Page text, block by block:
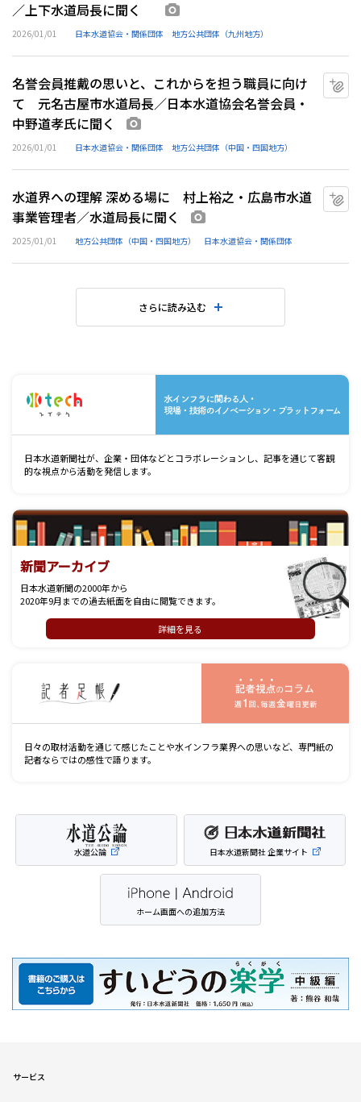
／上下水道局長に聞く
2026/01/01 日本水道協会・関係団体 地方公共団体（九州地方）
名誉会員推戴の思いと、これからを担う職員に向け
て 元名古屋市水道局長／日本水道協会名誉会員・
中野道孝氏に聞く
2026/01/01 日本水道協会・関係団体 地方公共団体（中国・四国地方）
水道界への理解 深める場に 村上裕之・広島市水道
事業管理者／水道局長に聞く
2025/01/01 地方公共団体（中国・四国地方） 日本水道協会・関係団体
さらに読み込む
日本水道新聞社が、企業・団体などとコラボレーションし、記事を通じて客観
的な視点から活動を発信します。
新聞アーカイブ
日本水道新聞の2000年から
2020年9月までの過去紙面を自由に閲覧できます。
詳細を見る
日々の取材活動を通じて感じたことや水インフラ業界への思いなど、専門紙の
記者ならではの感性で語ります。
水道公論 日本水道新聞社 企業サイト
ホーム画面への追加方法
サービス